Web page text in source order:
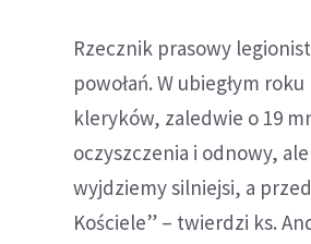
Rzecznik prasowy
powołań. W ubiegłym
kleryków, zaledwie o 19
oczyszczenia i odnowy,
wyjdziemy silniejsi, a
Kościele” – twierdzi ks.